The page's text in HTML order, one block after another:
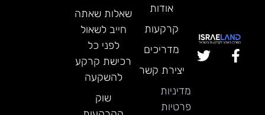
אודות
קרקעות
מדריכים
יצירת קשר
מדיניות
פרטיות
שאלות שאתה
חייב לשאול
לפני כל
רכישת קרקע
להשקעה
שוק